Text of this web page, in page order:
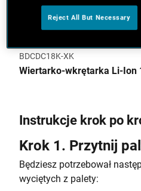
BDCDC18K-XK
Wiertarko-wkrętarka Li-Ion
Instrukcje krok po
Krok 1. Przytnij
Będziesz potrzebował
wyciętych z palety:
Reject All But Necessary